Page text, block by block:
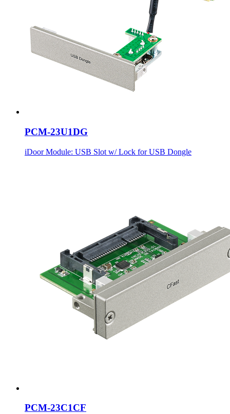
PCM-23U1DG
iDoor Module: USB Slot w/ Lock for USB Dongle
PCM-23C1CF